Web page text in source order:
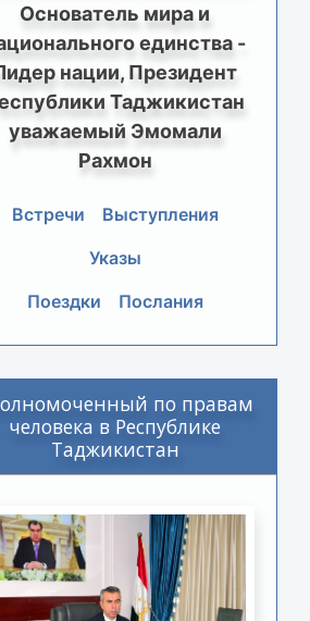
Основатель мира и
единства -
нации, Президент
Таджикистан
уважаемый Эмомали
Рахмон
Встречи
Выступления
Указы
Поездки
Послания
по правам
человека в Республике
Таджикистан